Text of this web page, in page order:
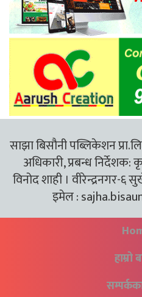
साझा बिसौनी पब्लिकेशन
अधिकारी, प्रबन्ध निर्देशक:
विनोद शाही । वीरेन्द्रनगर-६
इमेल :
हाम्रो